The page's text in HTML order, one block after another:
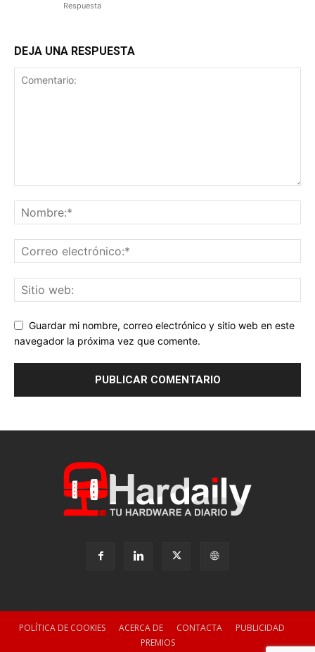
Respuesta
DEJA UNA RESPUESTA
Guardar mi nombre, correo electrónico y sitio web en este
navegador la próxima vez que comente.
POLÍTICA DE COOKIES ACERCA DE CONTACTA
PUBLICIDAD
PREMIOS